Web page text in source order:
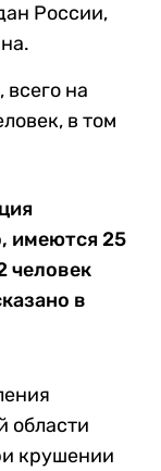
России,
на
в том
имеются 25
человек
в
области
крушении